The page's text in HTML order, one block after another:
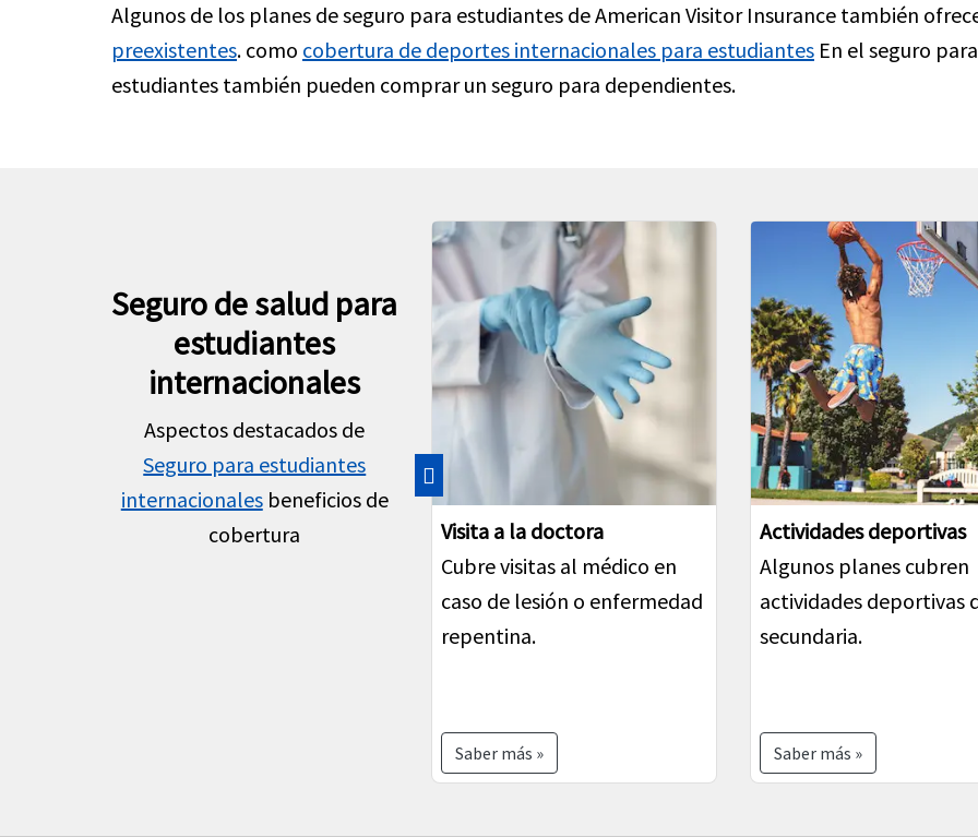
Algunos de los planes de seguro para estudiantes de American Visitor Insurance también
preexistentes. como cobertura de deportes internacionales para estudiantes En el seguro
estudiantes también pueden comprar un seguro para dependientes.
Seguro de salud para
estudiantes
internacionales
Aspectos destacados de
Seguro para estudiantes
internacionalesbeneficios de
cobertura
Actividades deportivas
Algunos planes cubren
actividades deportivas de
secundaria.
Saber más »
Repatriación de Restos
Gastos de repatriación
restos mortales al país
origen en caso de
Saber más »
Previa